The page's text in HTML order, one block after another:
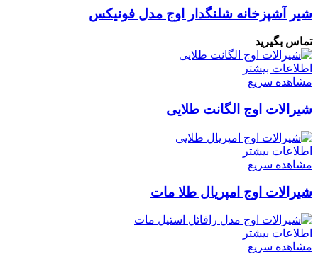
شیر آشپزخانه شلنگدار اوج مدل فونیکس
تماس بگیرید
اطلاعات بیشتر
مشاهده سریع
شیرالات اوج الگانت طلایی
اطلاعات بیشتر
مشاهده سریع
شیرالات اوج امپریال طلا مات
اطلاعات بیشتر
مشاهده سریع